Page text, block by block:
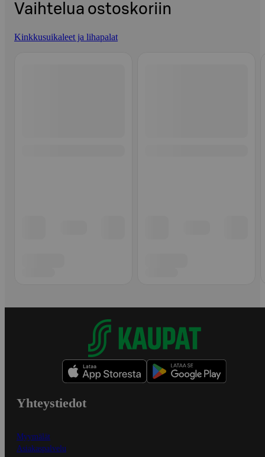
Vaihtelua ostoskoriin
Kinkkusuikaleet ja lihapalat
Yhteystiedot
Myymälät
Asiakaspalvelu